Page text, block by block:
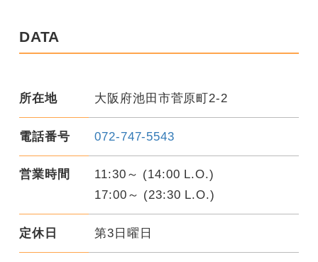
DATA
所在地 大阪府池田市菅原町2-2
電話番号 072-747-5543
営業時間
11:30～ (14:00 L.O.)
17:00～ (23:30 L.O.)
定休日 第3日曜日